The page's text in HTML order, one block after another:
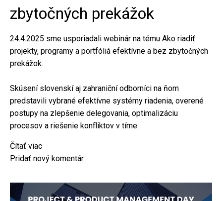
zbytočných prekážok
24.4.2025 sme usporiadali webinár na tému Ako riadiť
projekty, programy a portfóliá efektívne a bez zbytočných
prekážok.
Skúsení slovenskí aj zahraniční odborníci na ňom
predstavili vybrané efektívne systémy riadenia, overené
postupy na zlepšenie delegovania, optimalizáciu
procesov a riešenie konfliktov v tíme.
Čítať viac
Ako
projekty,
programy
Pridať nový komentár